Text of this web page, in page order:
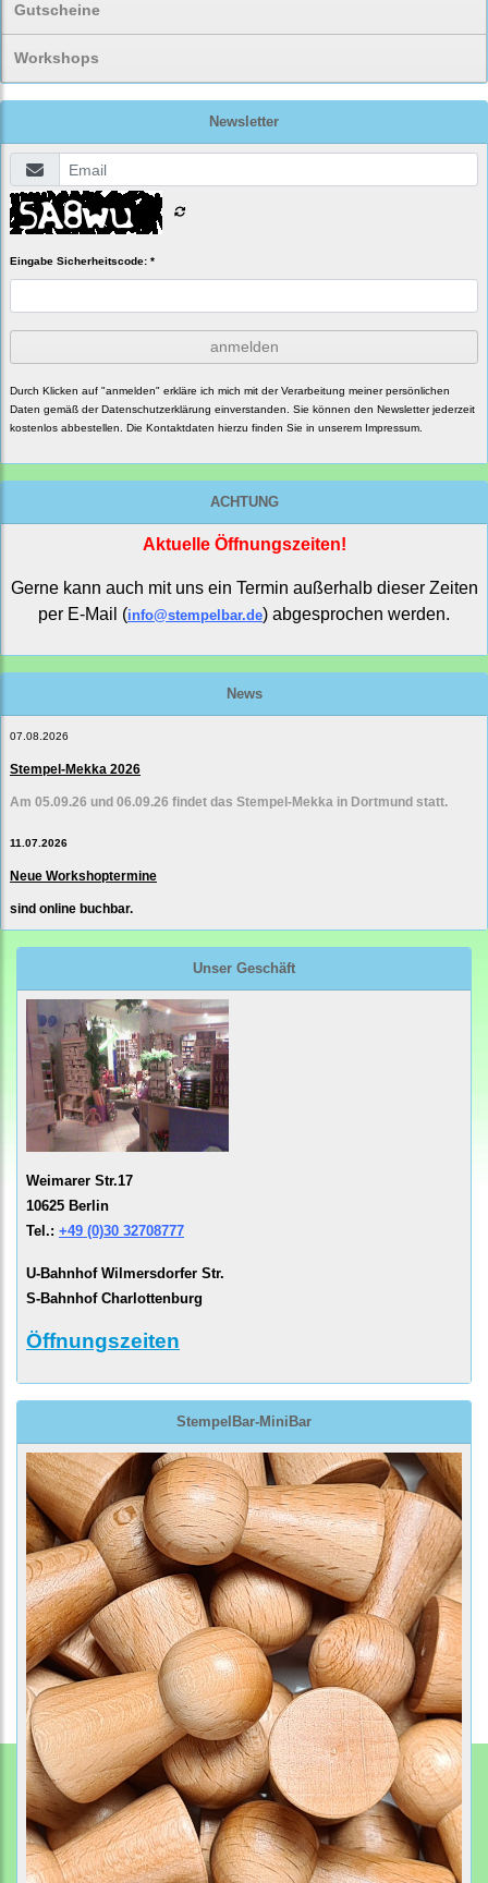
Gutscheine
Workshops
Newsletter
Eingabe Sicherheitscode: *
anmelden
Durch Klicken auf "anmelden" erkläre ich mich mit der Verarbeitung meiner persönlichen
Daten gemäß der Datenschutzerklärung einverstanden. Sie können den Newsletter jederzeit
kostenlos abbestellen. Die Kontaktdaten hierzu finden Sie in unserem Impressum.
ACHTUNG
Aktuelle Öffnungszeiten!
Gerne kann auch mit uns ein Termin außerhalb dieser Zeiten
per E-Mail (info@stempelbar.de) abgesprochen werden.
News
07.08.2026
Stempel-Mekka 2026
Am 05.09.26 und 06.09.26 findet das Stempel-Mekka in Dortmund statt.
11.07.2026
Neue Workshoptermine
sind online buchbar.
Unser Geschäft
Weimarer Str.17
10625 Berlin
Tel.: +49 (0)30 32708777
U-Bahnhof Wilmersdorfer Str.
S-Bahnhof Charlottenburg
Öffnungszeiten
StempelBar-MiniBar